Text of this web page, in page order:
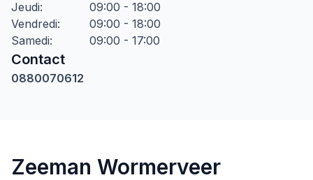
Jeudi:
09:00 - 18:00
Vendredi:
09:00 - 18:00
Samedi: 09:00 - 17:00
Contact
0880070612
Zeeman Wormerveer